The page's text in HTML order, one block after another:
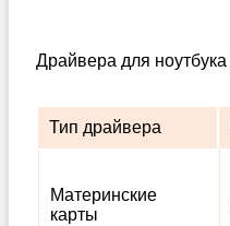
Драйвера для ноутбука
Тип драйвера
Материнские
карты